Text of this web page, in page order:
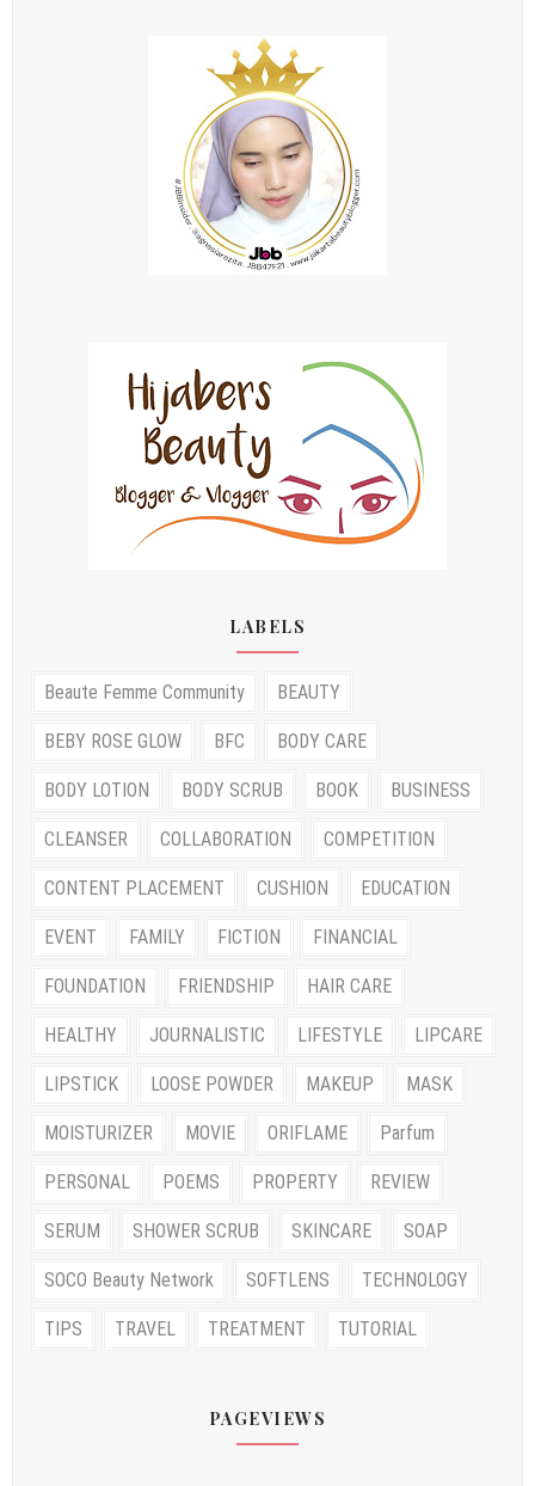
LABELS
Beaute Femme Community BEAUTY
BEBY ROSE GLOW BFC BODY CARE
BODY LOTION BODY SCRUB BOOK BUSINESS
CLEANSER COLLABORATION COMPETITION
CONTENT PLACEMENT CUSHION EDUCATION
EVENT FAMILY FICTION FINANCIAL
FOUNDATION FRIENDSHIP HAIR CARE
HEALTHY JOURNALISTIC LIFESTYLE LIPCARE
LIPSTICK LOOSE POWDER MAKEUP MASK
MOISTURIZER MOVIE ORIFLAME Parfum
PERSONAL POEMS PROPERTY REVIEW
SERUM SHOWER SCRUB SKINCARE SOAP
SOCO Beauty Network SOFTLENS TECHNOLOGY
TIPS TRAVEL TREATMENT TUTORIAL
PAGEVIEWS